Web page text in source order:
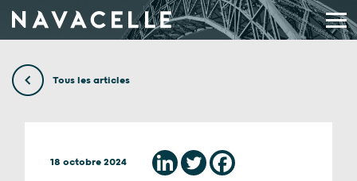
Tous les articles
18 octobre 2024